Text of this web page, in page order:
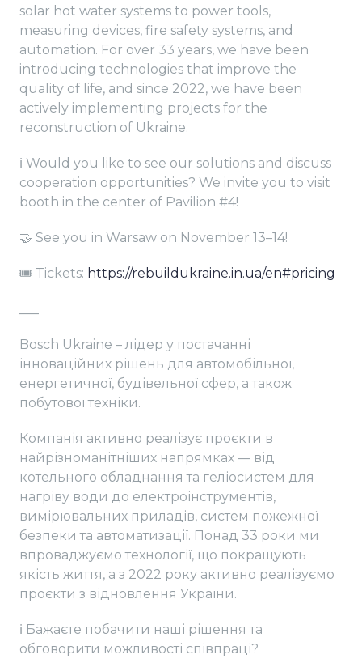
solar hot water systems to power tools,
measuring devices, fire safety systems, and
automation. For over 33 years, we have been
introducing technologies that improve the
quality of life, and since 2022, we have been
actively implementing projects for the
reconstruction of Ukraine.
ℹ️ Would you like to see our solutions and discuss
cooperation opportunities? We invite you to visit
booth in the center of Pavilion #4!
🤝 See you in Warsaw on November 13–14!
🎟 Tickets: https://rebuildukraine.in.ua/en#pricing
Bosch Ukraine – лідер у постачанні
інноваційних рішень для автомобільної,
енергетичної, будівельної сфер, а також
побутової техніки.
Компанія активно реалізує проєкти в
найрізноманітніших напрямках — від
котельного обладнання та геліосистем для
нагріву води до електроінструментів,
вимірювальних приладів, систем пожежної
безпеки та автоматизації. Понад 33 роки ми
впроваджуємо технології, що покращують
якість життя, а з 2022 року активно реалізуємо
проєкти з відновлення України.
ℹ️ Бажаєте побачити наші рішення та
обговорити можливості співпраці?